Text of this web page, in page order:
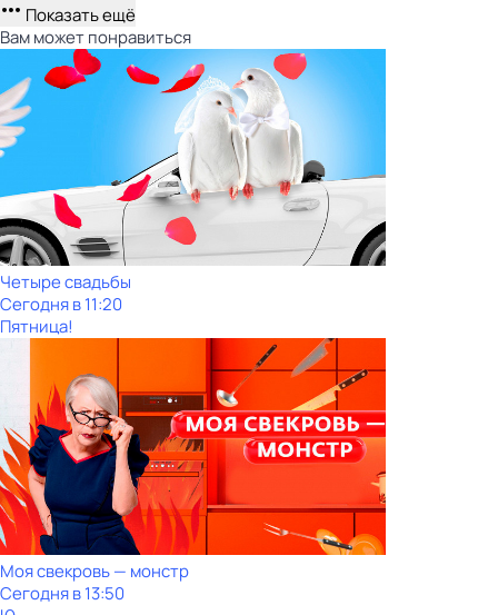
Показать ещё
Вам может понравиться
Четыре свадьбы
Сегодня в 11:20
Пятница!
Моя свекровь — монстр
Сегодня в 13:50